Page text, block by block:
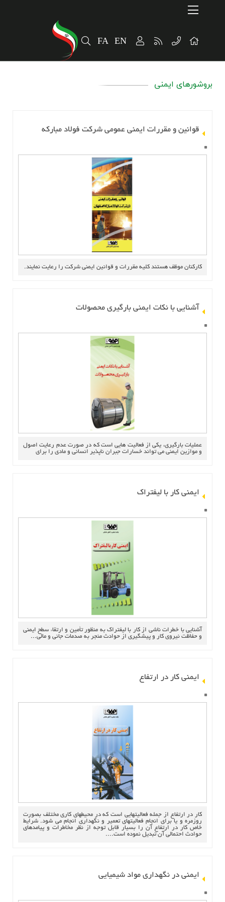
EN
FA
ارتباطات و توسعه برند سازمانی
بروشورهای ایمنی
قوانين و مقررات ايمني عمومي شرکت فولاد مبارکه
کارکنان موظف هستند کليه مقررات و قوانين ايمني شرکت را رعايت نمايند.
آشنايي با نکات ايمني بارگيري محصولات
عمليات بارگيري، يکي از فعاليت هايي است که در صورت عدم رعايت اصول
و موازين ايمني مي تواند خسارات جبران ناپذير انساني و مادي را براي
ایمنی کار با لیفتراک
آشنايي با خطرات ناشي از كار با ليفتراك به منظور تأمين و ارتقاء سطح ايمني
و حفاظت نيروي كار و پيشگيري از حوادث منجر به صدمات جاني و مالي...
ایمنی کار در ارتفاع
كار در ارتفاع از جمله فعاليتهايي است كه در محيطهاي كاري مختلف بصورت
روزمره و يا براي انجام فعاليتهاي تعمير و نگهداري انجام مي شود. شرايط
خاص كار در ارتفاع آن را بسيار قابل توجه از نظر مخاطرات و پيامدهاي
حوادث احتمالي آن تبديل نموده است....
ایمنی در نگهداری مواد شیمیایی